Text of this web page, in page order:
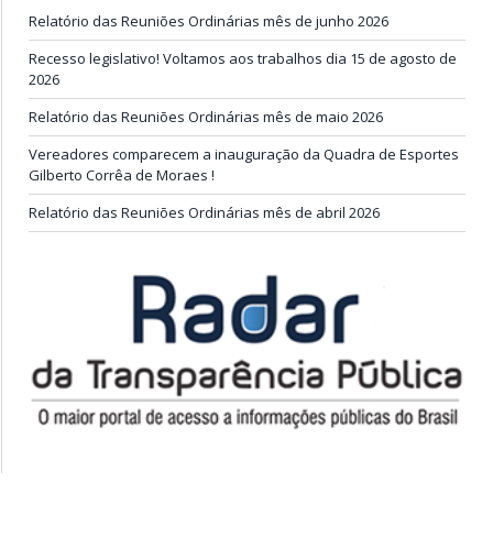
Relatório das Reuniões Ordinárias mês de junho 2026
Recesso legislativo! Voltamos aos trabalhos dia 15 de agosto de
2026
Relatório das Reuniões Ordinárias mês de maio 2026
Vereadores comparecem a inauguração da Quadra de Esportes
Gilberto Corrêa de Moraes !
Relatório das Reuniões Ordinárias mês de abril 2026